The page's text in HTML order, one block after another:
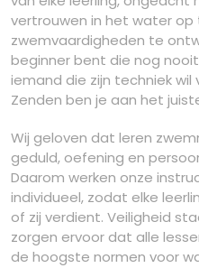
vertrouwen in het water
zwemvaardigheden te
beginner bent die nog
iemand die zijn techniek
Zenden ben je aan het
Wij geloven dat leren
geduld, oefening en
Daarom werken onze
individueel, zodat elke
of zij verdient. Veiligheid
zorgen ervoor dat alle
de hoogste normen voor